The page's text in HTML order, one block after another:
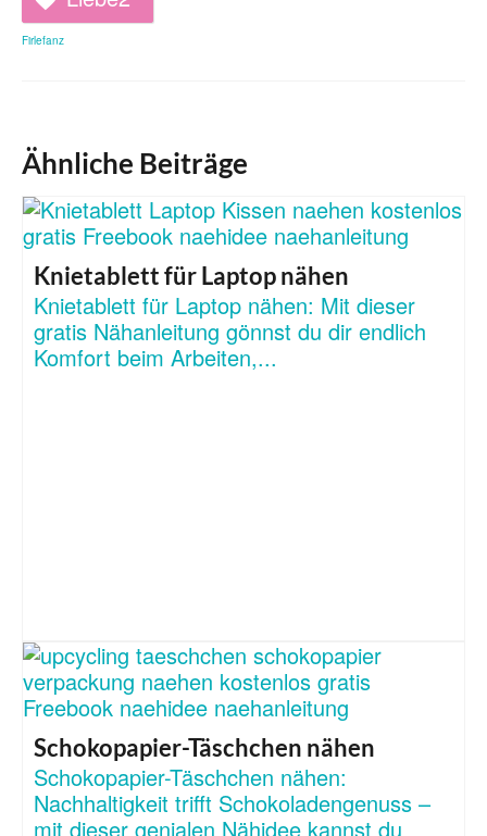
Firlefanz
Ähnliche Beiträge
Knietablett für Laptop nähen
Knietablett für Laptop nähen: Mit dieser
gratis Nähanleitung gönnst du dir endlich
Komfort beim Arbeiten,...
Schokopapier-Täschchen nähen
Schokopapier-Täschchen nähen:
Nachhaltigkeit trifft Schokoladengenuss –
mit dieser genialen Nähidee kannst du